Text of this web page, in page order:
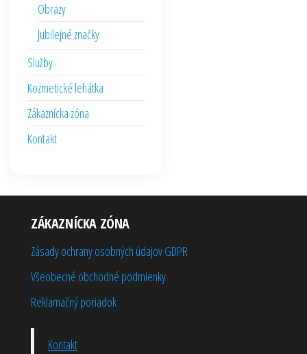
Obrazy
Jubilejné značky
Služby
Kozmetické lehátka
Zákaznícka zóna
Kontakt
ZÁKAZNÍCKA ZÓNA
Zásady ochrany osobných údajov GDPR
Všeobecné obchodné podmienky
Reklamačný poriadok
Kontakt